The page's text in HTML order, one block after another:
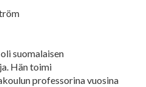
suomalaisen
Hän toimi
professorina vuosina